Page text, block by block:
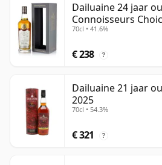
Dailuaine 24 jaar
Connoisseurs
70cl • 41.6%
€ 238 ?
Dailuaine 21 jaar
2025
70cl • 54.3%
€ 321 ?